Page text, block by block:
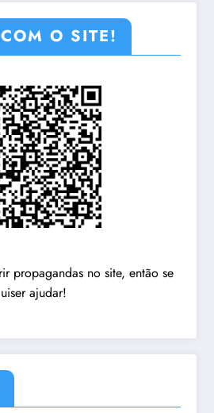
O SITE!
propagandas no site, então se
ajudar!